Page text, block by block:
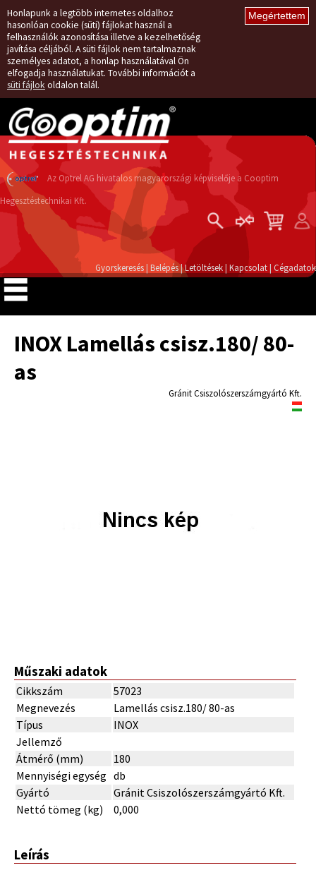
Honlapunk a legtöbb internetes oldalhoz
hasonlóan cookie (süti) fájlokat használ a
felhasználók azonosítása illetve a kezelhetőség
javítása céljából. A süti fájlok nem tartalmaznak
személyes adatot, a honlap használatával Ön
elfogadja használatukat. További információt a
süti fájlok oldalon talál.
Az Optrel AG hivatalos magyarországi képviselője a Cooptim
Hegesztéstechnikai Kft.
Belépés
Regisztráció
Gyorskeresés | Belépés|Letöltések| Kapcsolat| Cégadatok
INOX Lamellás csisz.180/ 80-
as
Gránit Csiszolószerszámgyártó Kft.
Műszaki adatok
Cikkszám
57023
Megnevezés
Lamellás csisz.180/ 80-as
Típus
INOX
Jellemző
Átmérő (mm)
180
Mennyiségi egység db
Gyártó
Gránit Csiszolószerszámgyártó Kft.
Nettó tömeg (kg)
0,000
Leírás